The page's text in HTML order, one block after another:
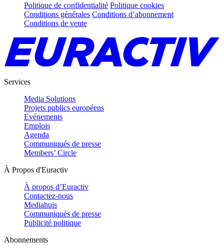
Politique de confidentialité Politique cookies
Conditions générales Conditions d’abonnement
Conditions de vente
Services
Media Solutions
Projets publics européens
Evénements
Emplois
Agenda
Communiqués de presse
Members’ Circle
À Propos d'Euractiv
À propos d’Euractiv
Contactez-nous
Mediahuis
Communiqués de presse
Publicité politique
Abonnements